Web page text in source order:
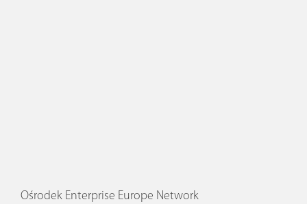
Ośrodek Enterprise Europe Network